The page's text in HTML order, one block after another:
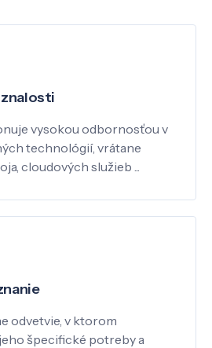
vysokou odbornosťou v
technológií, vrátane
cloudových služieb ...
odvetvie, v ktorom
špecifické potreby a